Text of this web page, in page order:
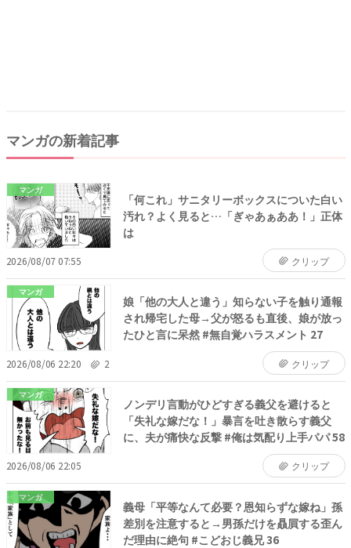
マンガの新着記事
マンガ
「何これ」サニタリーボックスについた白い
汚れ？よく見ると…「ぎゃあぁああ！」正体
は
2026/08/07 07:55 クリップ
マンガ
娘「他の大人と違う」知らない子を触り通報
され帰宅した母→父が怒るも直後、娘が放っ
たひと言に呆然 #無自覚ハラスメント 27
2026/08/06 22:20 2 クリップ
マンガ
ノンデリ言動がひどすぎる義父を避けると
「失礼な嫁だな！」暴言を吐き散らす義父
に、夫が痛快な反撃 #俺は気配り上手パパ 58
2026/08/06 22:05 クリップ
マンガ
義母「平等なんて必要？恩知らずな嫁ね」孫
差別を注意すると→男孫だけを贔屓する歪ん
だ理由に絶句 #こどおじ義兄 36